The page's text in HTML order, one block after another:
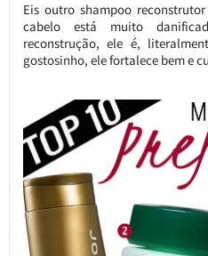
Eis outro shampoo
cabelo está muito
reconstrução, ele é,
gostosinho, ele fortalece bem e